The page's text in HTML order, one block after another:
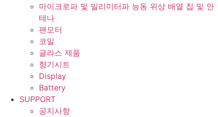
마이크로파 및 밀리미터파 능동 위상 배열 칩 및 안
테나
팬모터
코일
글라스 제품
향기시트
Display
Battery
SUPPORT
공지사항